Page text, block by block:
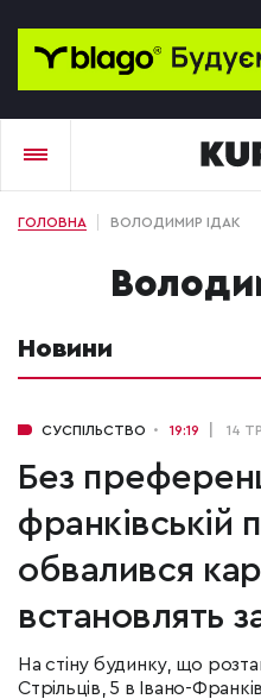
ГОЛОВНА ВОЛОДИМИР ІДАК
Новини
СУСПІЛЬСТВО 19:19 14
Без
франківській
обвалився
встановлять
На стіну будинку, що
Стрільців, 5 в Івано-